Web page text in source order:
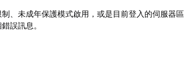
、未成年保護模式啟用，或是目前登入的伺服器區
誤訊息。